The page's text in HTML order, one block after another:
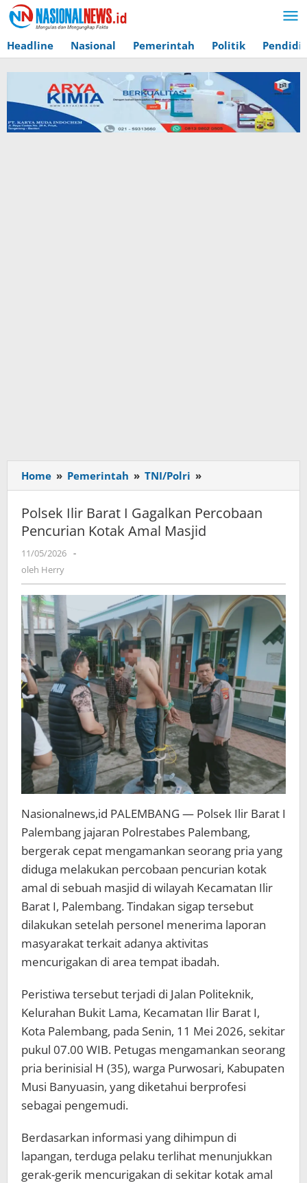
Lewati
ke
konten
Headline Nasional Pemerintah Politik
Home » Pemerintah » TNI/Polri »
Ilir
Barat
I
Gagalkan
Kotak
Amal
Masjid
Polsek Ilir Barat I Gagalkan Percobaan
Pencurian Kotak Amal Masjid
11/05/2026 oleh
-
oleh Herry
Nasionalnews,id PALEMBANG — Polsek Ilir Barat I
Palembang jajaran Polrestabes Palembang,
bergerak cepat mengamankan seorang pria yang
diduga melakukan percobaan pencurian kotak
amal di sebuah masjid di wilayah Kecamatan Ilir
Barat I, Palembang. Tindakan sigap tersebut
dilakukan setelah personel menerima laporan
masyarakat terkait adanya aktivitas
mencurigakan di area tempat ibadah.
Peristiwa tersebut terjadi di Jalan Politeknik,
Kelurahan Bukit Lama, Kecamatan Ilir Barat I,
Kota Palembang, pada Senin, 11 Mei 2026, sekitar
pukul 07.00 WIB. Petugas mengamankan seorang
pria berinisial H (35), warga Purwosari, Kabupaten
Musi Banyuasin, yang diketahui berprofesi
sebagai pengemudi.
Berdasarkan informasi yang dihimpun di
lapangan, terduga pelaku terlihat menunjukkan
gerak-gerik mencurigakan di sekitar kotak amal